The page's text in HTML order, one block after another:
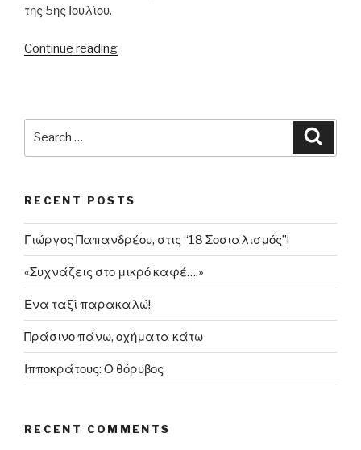
της 5ης Ιουλίου.
Continue reading“30/06/2015
όλη
την
Ελλάδα»…”
RECENT POSTS
Γιώργος Παπανδρέου, στις “18 Σοσιαλισμός”!
«Συχνάζεις στο μικρό καφέ….»
Ένα ταξί παρακαλώ!
Πράσινο πάνω, οχήματα κάτω
Ιπποκράτους: Ο θόρυβος
RECENT COMMENTS